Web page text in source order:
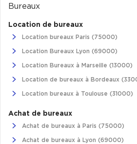
Bureaux privés à Lyon
Bureaux privés à Neuilly-sur-Seine
Bureaux privés à Lille
Bureaux
Location de bureaux
Location bureaux Paris (75000)
Location Bureaux Lyon (69000)
Location Bureaux à Marseille (13000)
Location de bureaux à Bordeaux
Location bureaux à Toulouse (31000)
Achat de bureaux
Achat de bureaux à Paris (75000)
Achat de bureaux à Lyon (69000)